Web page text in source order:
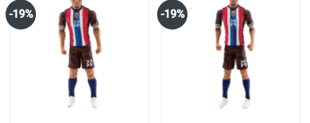
varianter.
Alternativene
kan
velges
på
produktsiden
-19% -19%